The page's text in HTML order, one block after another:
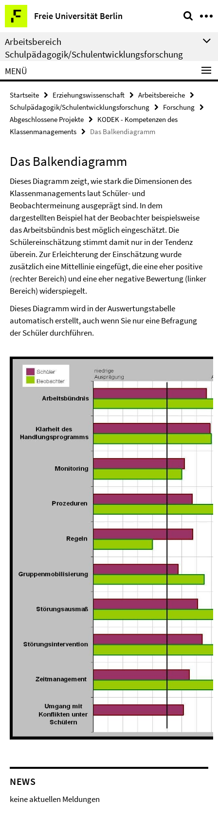
Springe
direkt
zu
Inhalt
Freie Universität Berlin
Service-
Navigation
Arbeitsbereich
Schulpädagogik/Schulentwicklungsforschung
MENÜ
Startseite Erziehungswissenschaft
Arbeitsbereiche
Schulpädagogik/Schulentwicklungsforschung
Forschung
Abgeschlossene Projekte
KODEK - Kompetenzen des
Klassenmanagements
Das Balkendiagramm
Das Balkendiagramm
Dieses Diagramm zeigt, wie stark die Dimensionen des
Klassenmanagements laut Schüler- und
Beobachtermeinung ausgeprägt sind. In dem
dargestellten Beispiel hat der Beobachter beispielsweise
das Arbeitsbündnis best möglich eingeschätzt. Die
Schülereinschätzung stimmt damit nur in der Tendenz
überein. Zur Erleichterung der Einschätzung wurde
zusätzlich eine Mittellinie eingefügt, die eine eher positive
(rechter Bereich) und eine eher negative Bewertung (linker
Bereich) widerspiegelt.
Dieses Diagramm wird in der Auswertungstabelle
automatisch erstellt, auch wenn Sie nur eine Befragung
der Schüler durchführen.
NEWS
keine aktuellen Meldungen